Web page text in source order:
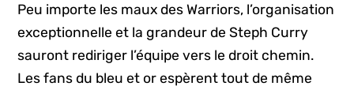
Peu importe les maux des Warriors, l’organisation
exceptionnelle et la grandeur de Steph Curry
sauront rediriger l’équipe vers le droit chemin.
Les fans du bleu et or espèrent tout de même